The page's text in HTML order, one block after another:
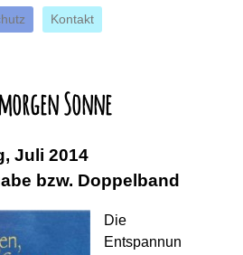
Kontakt
Sonne
Juli 2014
bzw. Doppelband
Die
Entspannun